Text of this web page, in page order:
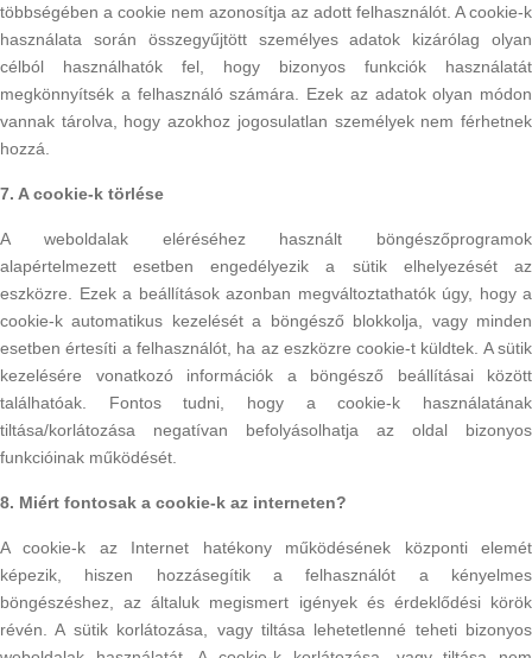
többségében a cookie nem azonosítja az adott felhasználót. A cookie-k
használata során összegyűjtött személyes adatok kizárólag olyan
célból használhatók fel, hogy bizonyos funkciók használatát
megkönnyítsék a felhasználó számára. Ezek az adatok olyan módon
vannak tárolva, hogy azokhoz jogosulatlan személyek nem férhetnek
hozzá.
7. A cookie-k törlése
A weboldalak eléréséhez használt böngészőprogramok
alapértelmezett esetben engedélyezik a sütik elhelyezését az
eszközre. Ezek a beállítások azonban megváltoztathatók úgy, hogy a
cookie-k automatikus kezelését a böngésző blokkolja, vagy minden
esetben értesíti a felhasználót, ha az eszközre cookie-t küldtek. A sütik
kezelésére vonatkozó információk a böngésző beállításai között
találhatóak. Fontos tudni, hogy a cookie-k használatának
tiltása/korlátozása negatívan befolyásolhatja az oldal bizonyos
funkcióinak működését.
8. Miért fontosak a cookie-k az interneten?
A cookie-k az Internet hatékony működésének központi elemét
képezik, hiszen hozzásegítik a felhasználót a kényelmes
böngészéshez, az általuk megismert igények és érdeklődési körök
révén. A sütik korlátozása, vagy tiltása lehetetlenné teheti bizonyos